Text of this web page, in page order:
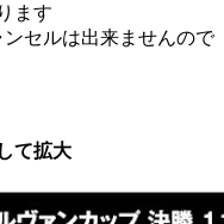
ます
セルは出来ませんので
て拡大